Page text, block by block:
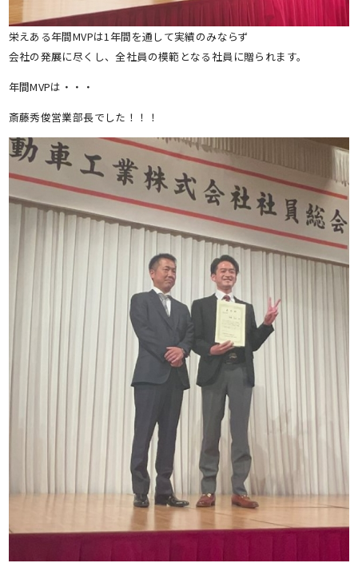
栄えある年間MVPは1年間を通して実績のみならず
会社の発展に尽くし、全社員の模範となる社員に贈られます。
年間MVPは・・・
斎藤秀俊営業部長でした！！！